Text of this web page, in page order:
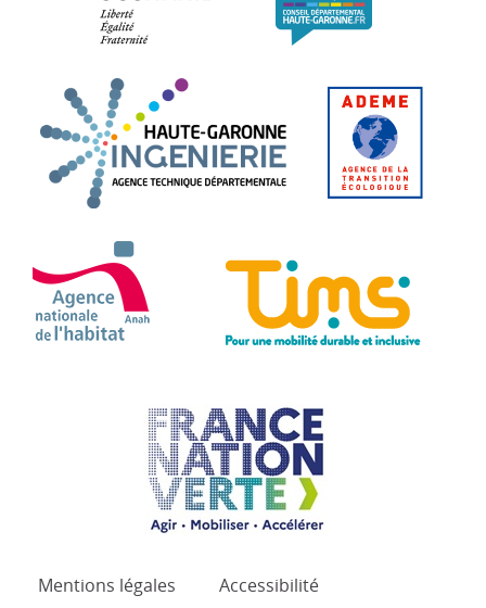
Haute-Garonne
ANAH - Agence Nationale de l'Habitat
Mentions légales Accessibilité